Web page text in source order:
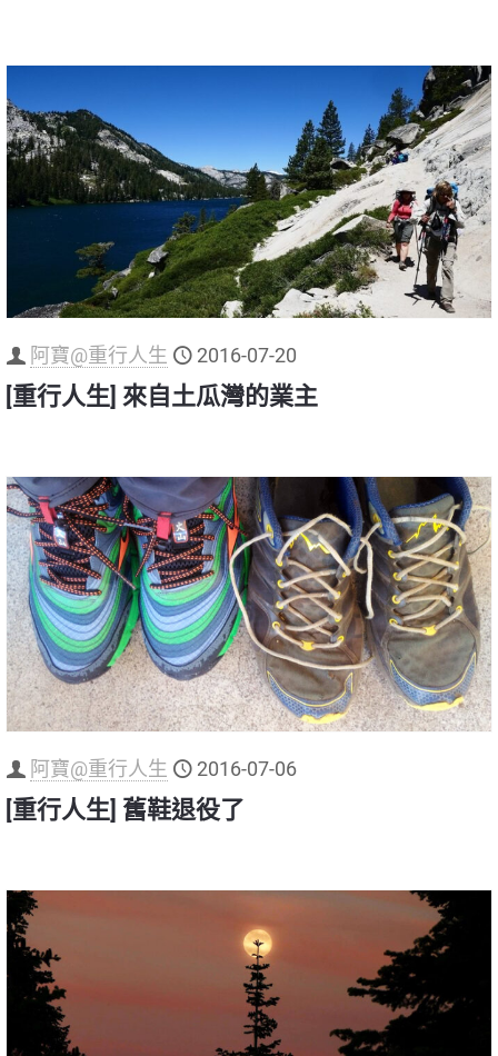
阿寶@重行人生 2016-07-20
[重行人生] 來自土瓜灣的業主
阿寶@重行人生 2016-07-06
[重行人生] 舊鞋退役了